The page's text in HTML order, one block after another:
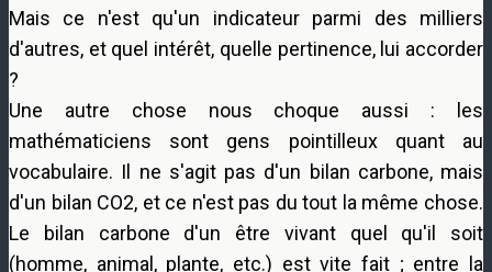
Mais ce n'est qu'un indicateur parmi des milliers
d'autres, et quel intérêt, quelle pertinence, lui accorder
?
Une autre chose nous choque aussi : les
mathématiciens sont gens pointilleux quant au
vocabulaire. Il ne s'agit pas d'un bilan carbone, mais
d'un bilan CO2, et ce n'est pas du tout la même chose.
Le bilan carbone d'un être vivant quel qu'il soit
(homme, animal, plante, etc.) est vite fait ; entre la